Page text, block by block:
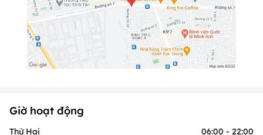
Giờ hoạt động
Thứ Hai
06:00 - 22:00